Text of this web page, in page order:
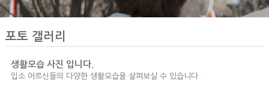
포토 갤러리
생활모습 사진 입니다.
입소 어르신들의 다양한 생활모습을 살펴보실 수 있습니다.